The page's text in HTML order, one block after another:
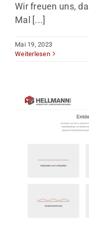
Wir freuen uns,
Mal [...]
Mai 19, 2023
Weiterlesen